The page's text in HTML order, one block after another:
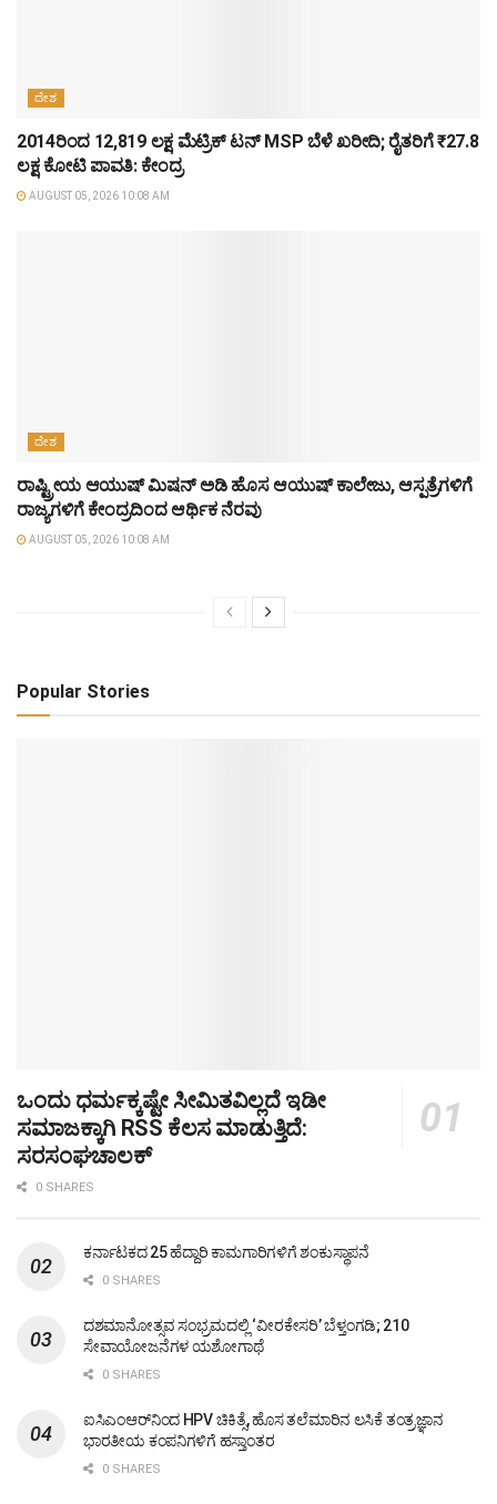
ದೇಶ
2014ರಿಂದ 12,819 ಲಕ್ಷ ಮೆಟ್ರಿಕ್ ಟನ್ MSP ಬೆಳೆ ಖರೀದಿ; ರೈತರಿಗೆ ₹27.8
ಲಕ್ಷ ಕೋಟಿ ಪಾವತಿ: ಕೇಂದ್ರ
AUGUST 05, 2026 10:08 AM
ದೇಶ
ರಾಷ್ಟ್ರೀಯ ಆಯುಷ್ ಮಿಷನ್ ಅಡಿ ಹೊಸ ಆಯುಷ್ ಕಾಲೇಜು, ಆಸ್ಪತ್ರೆಗಳಿಗೆ
ರಾಜ್ಯಗಳಿಗೆ ಕೇಂದ್ರದಿಂದ ಆರ್ಥಿಕ ನೆರವು
AUGUST 05, 2026 10:08 AM
Popular Stories
ಒಂದು ಧರ್ಮಕ್ಕಷ್ಟೇ ಸೀಮಿತವಿಲ್ಲದೆ ಇಡೀ
ಸಮಾಜಕ್ಕಾಗಿ RSS ಕೆಲಸ ಮಾಡುತ್ತಿದೆ:
ಸರಸಂಘಚಾಲಕ್
0 SHARES
ಕರ್ನಾಟಕದ 25 ಹೆದ್ದಾರಿ ಕಾಮಗಾರಿಗಳಿಗೆ ಶಂಕುಸ್ಥಾಪನೆ
0 SHARES
ದಶಮಾನೋತ್ಸವ ಸಂಭ್ರಮದಲ್ಲಿ ‘ವೀರಕೇಸರಿ’ ಬೆಳ್ತಂಗಡಿ; 210
ಸೇವಾಯೋಜನೆಗಳ ಯಶೋಗಾಥೆ
0 SHARES
ಐಸಿಎಂಆರ್‌ನಿಂದ HPV ಚಿಕಿತ್ಸೆ, ಹೊಸ ತಲೆಮಾರಿನ ಲಸಿಕೆ ತಂತ್ರಜ್ಞಾನ
ಭಾರತೀಯ ಕಂಪನಿಗಳಿಗೆ ಹಸ್ತಾಂತರ
0 SHARES